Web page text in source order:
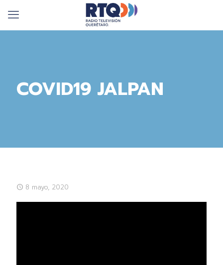
COVID19 JALPAN
8 mayo, 2020